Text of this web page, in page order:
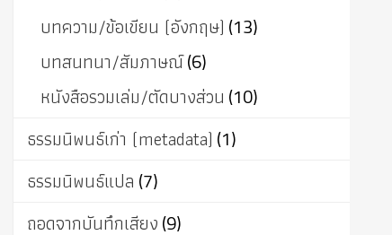
บทความ/ข้อเขียน (อังกฤษ) (13)
บทสนทนา/สัมภาษณ์(6)
หนังสือรวมเล่ม/ตัดบางส่วน (10)
ธรรมนิพนธ์เก่า (metadata) (1)
ธรรมนิพนธ์แปล (7)
ถอดจากบันทึกเสียง(9)